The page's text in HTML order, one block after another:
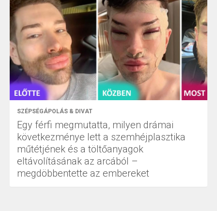
SZÉPSÉGÁPOLÁS & DIVAT
Egy férfi megmutatta, milyen drámai
következménye lett a szemhéjplasztika
műtétjének és a töltőanyagok
eltávolításának az arcából –
megdöbbentette az embereket